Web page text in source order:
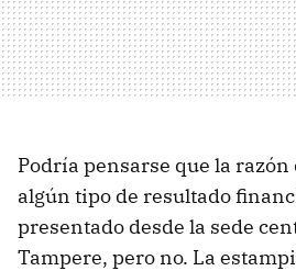
Podría pensarse que la razón
algún tipo de resultado
presentado desde la sede
Tampere, pero no. La